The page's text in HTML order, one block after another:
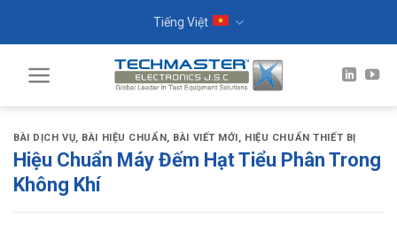
Tiếng Việt
BÀI DỊCH VỤ, BÀI HIỆU CHUẨN, BÀI VIẾT MỚI, HIỆU CHUẨN THIẾT BỊ
Hiệu Chuẩn Máy Đếm Hạt Tiểu Phân Trong
Không Khí